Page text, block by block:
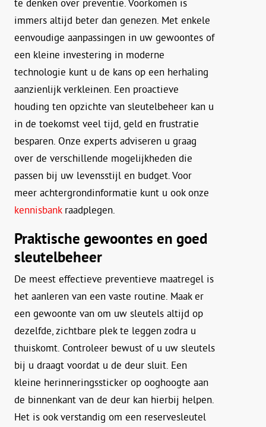
te denken over preventie. Voorkomen is
immers altijd beter dan genezen. Met enkele
eenvoudige aanpassingen in uw gewoontes of
een kleine investering in moderne
technologie kunt u de kans op een herhaling
aanzienlijk verkleinen. Een proactieve
houding ten opzichte van sleutelbeheer kan u
in de toekomst veel tijd, geld en frustratie
besparen. Onze experts adviseren u graag
over de verschillende mogelijkheden die
passen bij uw levensstijl en budget. Voor
meer achtergrondinformatie kunt u ook onze
kennisbankraadplegen.
Praktische gewoontes en goed
sleutelbeheer
De meest effectieve preventieve maatregel is
het aanleren van een vaste routine. Maak er
een gewoonte van om uw sleutels altijd op
dezelfde, zichtbare plek te leggen zodra u
thuiskomt. Controleer bewust of u uw sleutels
bij u draagt voordat u de deur sluit. Een
kleine herinneringssticker op ooghoogte aan
de binnenkant van de deur kan hierbij helpen.
Het is ook verstandig om een reservesleutel